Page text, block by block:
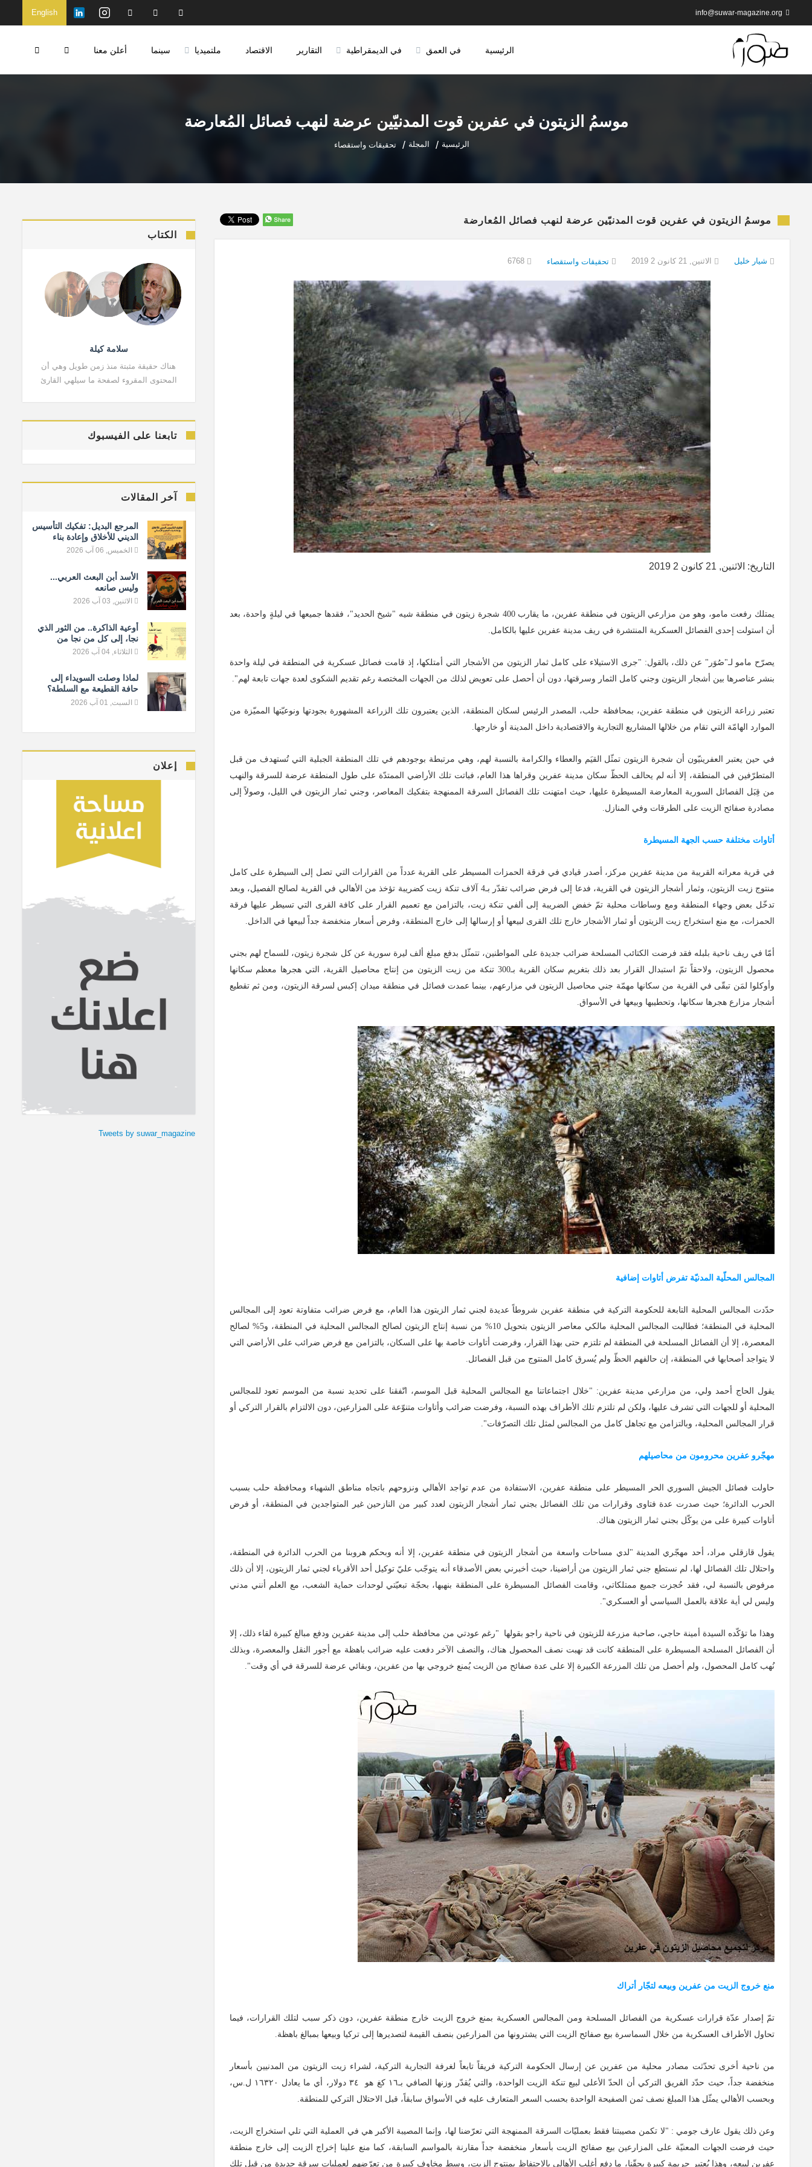
English info@suwar-magazine.org
الرئيسية في العمق في الديمقراطية التقارير الاقتصاد ملتميديا سينما أعلن معنا
موسمُ الزيتون في عفرين قوت المدنيّين عرضة لنهب فصائل المُعارضة
الرئيسية المجلة تحقيقات واستقصاء
موسمُ الزيتون في عفرين قوت المدنيّين عرضة لنهب فصائل المُعارضة
شيار خليل الاثنين, 21 كانون 2 2019 تحقيقات واستقصاء
التاريخ: الاثنين, 21 كانون 2 2019
يمتلك رفعت مامو، وهو من مزارعي الزيتون في منطقة عفرين، ما يقارب 400 شجرة زيتون في منطقة شيه "شيخ الحديد"، فقدها جميعها في ليلةٍ واحدة، بعد
أن استولت إحدى الفصائل العسكرية المنتشرة في ريف مدينة عفرين عليها بالكامل.
يصرّح مامو لـ"صُوَر" عن ذلك، بالقول: "جرى الاستيلاء على كامل ثمار الزيتون من الأشجار التي أمتلكها، إذ قامت فصائل عسكرية في المنطقة في ليلة واحدة
بنشر عناصرها بين أشجار الزيتون وجني كامل الثمار وسرقتها، دون أن أحصل على تعويض لذلك من الجهات المختصة رغم تقديم الشكوى لعدة جهات تابعة لهم".
تعتبر زراعة الزيتون في منطقة عفرين، بمحافظة حلب، المصدر الرئيس لسكان المنطقة، الذين يعتبرون تلك الزراعة المشهورة بجودتها ونوعيّتها المميّزة من
الموارد الهامّة التي تقام من خلالها المشاريع التجارية والاقتصادية داخل المدينة أو خارجها.
في حين يعتبر العفرينيّون أن شجرة الزيتون تمثّل القيَم والعطاء والكرامة بالنسبة لهم، وهي مرتبطة بوجودهم في تلك المنطقة الجبلية التي تُستهدف من قبل
المتطرّفين في المنطقة، إلا أنه لم يحالف الحظّ سكان مدينة عفرين وقراها هذا العام، فباتت تلك الأراضي الممتدّة على طول المنطقة عرضة للسرقة والنهب
من قِبَل الفصائل السورية المعارضة المسيطرة عليها، حيث امتهنت تلك الفصائل السرقة الممنهجة بتفكيك المعاصر، وجني ثمار الزيتون في الليل، وصولاً إلى
مصادرة صفائح الزيت على الطرقات وفي المنازل.
أتاوات مختلفة حسب الجهة المسيطرة
في قرية معراته القريبة من مدينة عفرين مركز، أصدر قيادي في فرقة الحمزات المسيطر على القرية عدداً من القرارات التي تصل إلى السيطرة على كامل
منتوج زيت الزيتون، وثمار أشجار الزيتون في القرية، فدعا إلى فرض ضرائب تقدّر بـ4 آلاف تنكة زيت كضريبة تؤخذ من الأهالي في القرية لصالح الفصيل، وبعد
تدخّل بعض وجهاء المنطقة ومع وساطات محلية تمّ خفض الضريبة إلى ألفي تنكة زيت، بالتزامن مع تعميم القرار على كافة القرى التي تسيطر عليها فرقة
الحمزات، مع منع استخراج زيت الزيتون أو ثمار الأشجار خارج تلك القرى لبيعها أو إرسالها إلى خارج المنطقة، وفرض أسعار منخفضة جداً لبيعها في الداخل.
أمّا في ريف ناحية بلبله فقد فرضت الكتائب المسلحة ضرائب جديدة على المواطنين، تتمثّل بدفع مبلغ ألف ليرة سورية عن كل شجرة زيتون، للسماح لهم بجني
محصول الزيتون، ولاحقاً تمّ استبدال القرار بعد ذلك بتغريم سكان القرية بـ300 تنكة من زيت الزيتون من إنتاج محاصيل القرية، التي هجرها معظم سكانها
وأوكلوا لمَن تبقّى في القرية من سكانها مهمّة جني محاصيل الزيتون في مزارعهم، بينما عمدت فصائل في منطقة ميدان إكبس لسرقة الزيتون، ومن ثم تقطيع
أشجار مزارع هجرها سكانها، وتحطيبها وبيعها في الأسواق.
المجالس المحلّية المدنيّة تفرض أتاوات إضافية
حدّدت المجالس المحلية التابعة للحكومة التركية في منطقة عفرين شروطاً عديدة لجني ثمار الزيتون هذا العام، مع فرض ضرائب متفاوتة تعود إلى المجالس
المحلية في المنطقة؛ فطالبت المجالس المحلية مالكي معاصر الزيتون بتحويل 10% من نسبة إنتاج الزيتون لصالح المجالس المحلية في المنطقة، و5% لصالح
المعصرة، إلا أن الفصائل المسلحة في المنطقة لم تلتزم حتى بهذا القرار، وفرضت أتاوات خاصة بها على السكان، بالتزامن مع فرض ضرائب على الأراضي التي
لا يتواجد أصحابها في المنطقة، إن حالفهم الحظّ ولم يُسرق كامل المنتوج من قبل الفصائل.
يقول الحاج أحمد ولي، من مزارعي مدينة عفرين: "خلال اجتماعاتنا مع المجالس المحلية قبل الموسم، اتّفقنا على تحديد نسبة من الموسم تعود للمجالس
المحلية أو للجهات التي تشرف عليها، ولكن لم تلتزم تلك الأطراف بهذه النسبة، وفرضت ضرائب وأتاوات متنوّعة على المزارعين، دون الالتزام بالقرار التركي أو
قرار المجالس المحلية، وبالتزامن مع تجاهل كامل من المجالس لمثل تلك التصرّفات".
مهجّرو عفرين محرومون من محاصيلهم
حاولت فصائل الجيش السوري الحر المسيطر على منطقة عفرين، الاستفادة من عدم تواجد الأهالي ونزوحهم باتجاه مناطق الشهباء ومحافظة حلب بسبب
الحرب الدائرة؛ حيث صدرت عدة فتاوى وقرارات من تلك الفصائل بجني ثمار أشجار الزيتون لعدد كبير من النازحين غير المتواجدين في المنطقة، أو فرض
أتاوات كبيرة على من يوكّل بجني ثمار الزيتون هناك.
يقول قازقلي مراد، أحد مهجّري المدينة "لدي مساحات واسعة من أشجار الزيتون في منطقة عفرين، إلا أنه وبحكم هروبنا من الحرب الدائرة في المنطقة،
واحتلال تلك الفصائل لها، لم نستطع جني ثمار الزيتون من أراضينا، حيث أخبرني بعض الأصدقاء أنه يتوجّب عليّ توكيل أحد الأقرباء لجني ثمار الزيتون، إلا أن ذلك
مرفوض بالنسبة لي، فقد حُجزت جميع ممتلكاتي، وقامت الفصائل المسيطرة على المنطقة بنهبها، بحجّة تبعيّتي لوحدات حماية الشعب، مع العلم أنني مدني
وليس لي أية علاقة بالعمل السياسي أو العسكري".
وهذا ما تؤكّده السيدة أمينة حاجي، صاحبة مزرعة للزيتون في ناحية راجو بقولها "رغم عودتي من محافظة حلب إلى مدينة عفرين ودفع مبالغ كبيرة لقاء ذلك، إلا
أن الفصائل المسلحة المسيطرة على المنطقة كانت قد نهبت نصف المحصول هناك، والنصف الآخر دفعت عليه ضرائب باهظة مع أجور النقل والمعصرة، وبذلك
نُهب كامل المحصول، ولم أحصل من تلك المزرعة الكبيرة إلا على عدة صفائح من الزيت يُمنع خروجي بها من عفرين، وبقائي عرضة للسرقة في أي وقت".
منع خروج الزيت من عفرين وبيعه لتجّار أتراك
تمّ إصدار عدّة قرارات عسكرية من الفصائل المسلحة ومن المجالس العسكرية بمنع خروج الزيت خارج منطقة عفرين، دون ذكر سبب لتلك القرارات، فيما
تحاول الأطراف العسكرية من خلال السماسرة بيع صفائح الزيت التي يشترونها من المزارعين بنصف القيمة لتصديرها إلى تركيا وبيعها بمبالغ باهظة.
من ناحية أخرى تحدّثت مصادر محلية من عفرين عن إرسال الحكومة التركية فريقاً تابعاً لغرفة التجارية التركية، لشراء زيت الزيتون من المدنيين بأسعار
منخفضة جداً، حيث حدّد الفريق التركي أن الحدّ الأعلى لبيع تنكة الزيت الواحدة، والتي يُقدّر وزنها الصافي بـ١٦ كغ هو ٣٤ دولار، أي ما يعادل ١٦٣٢٠ ل.س،
وبحسب الأهالي يمثّل هذا المبلغ نصف ثمن الصفيحة الواحدة بحسب السعر المتعارف عليه في الأسواق سابقاً، قبل الاحتلال التركي للمنطقة.
وعن ذلك يقول عارف جومي : "لا تكمن مصيبتنا فقط بعمليّات السرقة الممنهجة التي تعرّضنا لها، وإنما المصيبة الأكبر هي في العملية التي تلي استخراج الزيت،
حيث فرضت الجهات المعنيّة على المزارعين بيع صفائح الزيت بأسعار منخفضة جداً مقارنة بالمواسم السابقة، كما منع علينا إخراج الزيت إلى خارج منطقة
عفرين لبيعه، وهذا يُعتبر جريمة كبيرة بحقّنا، ما دفع أغلب الأهالي بالاحتفاظ بمنتوج الزيت، وسط مخاوف كبيرة من تعرّضهم لعمليات سرقة جديدة من قِبل تلك
الكتاب
سلامة كيلة
هناك حقيقة مثبتة منذ زمن طويل وهي أن
المحتوى المقروء لصفحة ما سيلهي القارئ
تابعنا على الفيسبوك
آخر المقالات
المرجع البديل: تفكيك التأسيس
الديني للأخلاق وإعادة بناء
المعيار الإنساني
الخميس, 06 آب 2026
الأسد أبن البعث العربي...
وليس صانعه
الاثنين, 03 آب 2026
أوعية الذاكرة.. من الثور الذي
نجا، إلى كل من نجا من
النسيان
الثلاثاء, 04 آب 2026
لماذا وصلت السويداء إلى
حافة القطيعة مع السلطة؟
السبت, 01 آب 2026
إعلان
Tweets by suwar_magazine